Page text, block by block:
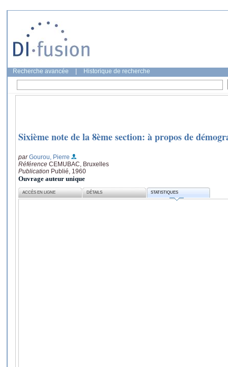
Recherche avancée Historique de recherche
Sixième note de la 8ème section: à propos de
parGourou, Pierre
Référence CEMUBAC, Bruxelles
Publication Publié, 1960
Ouvrage auteur unique
ACCÈS EN LIGNE DÉTAILS STATISTIQUES